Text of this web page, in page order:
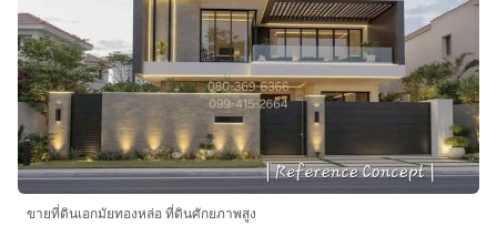
ขายที่ดินเอกมัยทองหล่อ ที่ดินศักยภาพสูง